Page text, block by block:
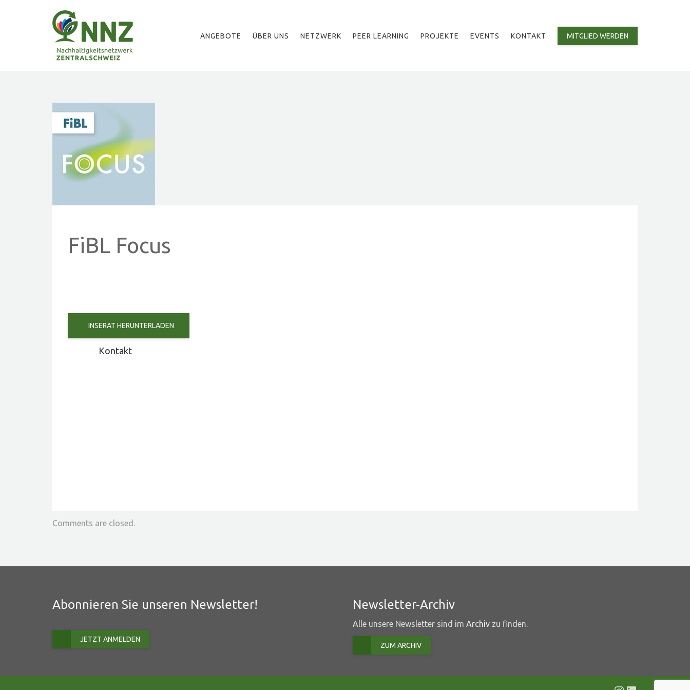
ANGEBOTE ÜBER UNS NETZWERK PEER LEARNING PROJEKTE EVENTS KONTAKT MITGLIED WERDEN
FiBL Focus
INSERAT HERUNTERLADEN
Kontakt
Comments are closed.
Abonnieren Sie unseren Newsletter!
JETZT ANMELDEN
Newsletter-Archiv
Alle unsere Newsletter sind im Archiv zu finden.
ZUM ARCHIV